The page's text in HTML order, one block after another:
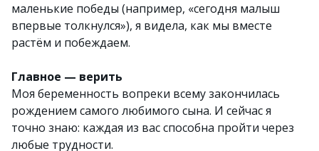
маленькие победы (например, «сегодня малыш
впервые толкнулся»), я видела, как мы вместе
растём и побеждаем.
Главное — верить
Моя беременность вопреки всему закончилась
рождением самого любимого сына. И сейчас я
точно знаю: каждая из вас способна пройти через
любые трудности.